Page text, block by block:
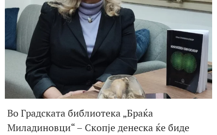
Во Градската библиотека „Браќа
Миладиновци“ – Скопје денеска ќе биде